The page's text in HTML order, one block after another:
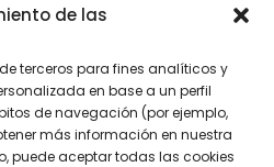
de las
terceros para fines analíticos y
en base a un perfil
de navegación (por ejemplo,
más información en nuestra
puede aceptar todas las cookies
a medida adaptadas a
únicas de cada cliente